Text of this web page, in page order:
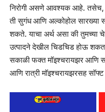
निरोगी असणे आवश्यक आहे. तसेच,
ती सुगंध आणि अल्कोहोल
शकते. याचा अर्थ असा की तुमच्या
उत्पादने देखील चिडचिड होऊ
सकाळी फक्त मॉइश्चरायझर आणि
आणि रात्री मॉइश्चरायझरसह सॉफ्ट